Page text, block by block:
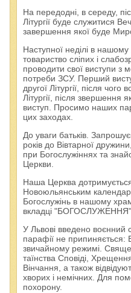
На передодні, в середу,
Літургії буде служитися
завершення якої буде
Наступної неділі в нашому
товариство сліпих і
проводити свої виступи з
потреби ЗСУ. Перший
другої Літургії, після
Літургії, після звершення
виступ. Просимо наших
цих заходах.
До уваги батьків.
років до Вівтарної
при Богослужіннях та
Церкви.
Наша Церква дотримується
Новоюльянським
Богослужінь в нашому
вкладці "БОГОСЛУЖЕННЯ"
У Львові введено воєнний
парафії не припиняється:
звичайному режимі.
таїнства Сповіді,
Вінчання, а також
хворих і немічних. Для
похорону.